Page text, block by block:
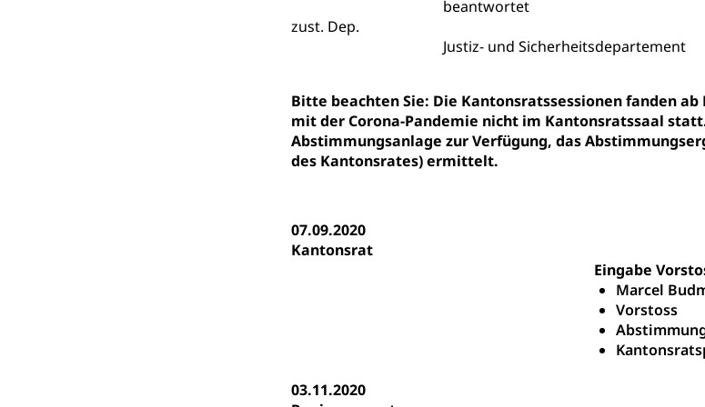
beantwortet
zust. Dep.
Justiz- und Sicherheitsdepartement
Bitte beachten Sie: Die Kantonsratssessionen fanden
mit der Corona-Pandemie nicht im Kantonsratssaal
Abstimmungsanlage zur Verfügung, das
des Kantonsrates) ermittelt.
07.09.2020
Kantonsrat
Eingabe
Marcel
Vorstoss
03.11.2020
Kindergarten, Kinderkrippe, Krippe, Kinderhort,
Freiwilliges Kindergarten Jahr
Frühe Förderung
Gesundheit und Soziales
Konsumentenschutz
Konsumentenrechte, Produktsicherheit, Preisüberwachung,
Lebensmittelkontrolle und Verbraucherschutz
Krankenversicherung
Unfallversicherung, Berufsunfallversicherung, Krankheit, Unfall,
Obligatorische Krankenversicherung (WAS Luzern)
sichere Lebensmittel, Lebensmittelkontrolle,
Gesundheitsvorsorge, Wellness, Unfallverhütung,